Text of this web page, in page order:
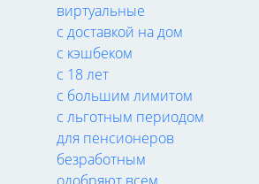
виртуальные
с доставкой на дом
с кэшбеком
с 18 лет
с большим лимитом
с льготным периодом
для пенсионеров
безработным